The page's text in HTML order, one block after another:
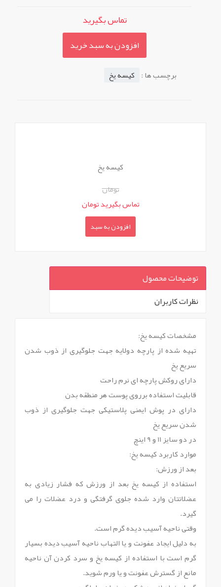
تماس بگیرید
افزودن به سبد خرید
برچسب ها : کیسه یخ
کیسه یخ
تومان
تماس بگیرید تومان
افزودن به سبد
توضیحات محصول
نظرات کاربران
مشخصات کیسه یخ:
تهیه شده از پارچه دولایه جهت جلوگیری از ذوب شدن
سریع یخ
دارای روکش پارچه ای نرم راحت
قابلیت استفاده برروی پوست هر منطقه بدن
دارای در پوش ایمنی پلاستیکی جهت جلوگیری از ذوب
شدن سریع یخ
در دو سایز 11 و 9 اینچ
موارد کاربرد کیسه یخ:
بعد از ورزش:
استفاده از کیسه یخ بعد از ورزش که فشار زیادی به
عضلاتتان وارد شده جلوی گرفتگی و درد عضلات را می
گیرد.
وقتی ناحیه آسیب دیده گرم است.
به دلیل ایجاد عفونت و یا التهاب ناحیه آسیب دیده بسیار
گرم است با استفاده از کیسه یخ و سرد کردن آن ناحیه
مانع از گسترش عفونت و یا ورم شوید.